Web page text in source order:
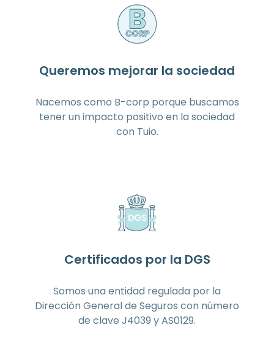
Queremos mejorar la sociedad
Nacemos como B-corp porque buscamos
tener un impacto positivo en la sociedad
con Tuio.
Certificados por la DGS
Somos una entidad regulada por la
Dirección General de Seguros con número
de clave J4039 y AS0129.